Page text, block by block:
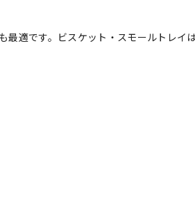
最適です。ビスケット・スモールトレイ